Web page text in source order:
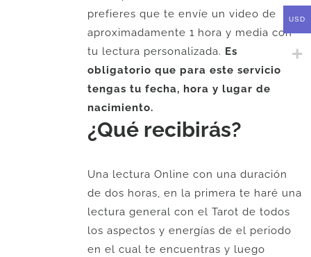
prefieres que te envíe un video de
aproximadamente 1 hora y media con
tu lectura personalizada. Es
obligatorio que para este servicio
tengas tu fecha, hora y lugar de
nacimiento.
¿Qué recibirás?
Una lectura Online con una duración
de dos horas, en la primera te haré una
lectura general con el Tarot de todos
los aspectos y energías de el periodo
en el cual te encuentras y luego
USD